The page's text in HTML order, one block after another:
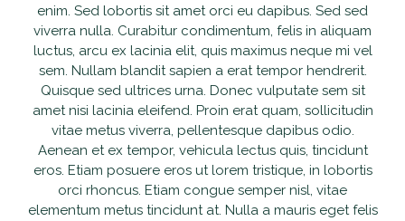
Aanpassingen
Accessoires
Accu's
Wandelstokken
Overig
enim. Sed lobortis sit amet orci eu dapibus. Sed sed
viverra nulla. Curabitur condimentum, felis in aliquam
luctus, arcu ex lacinia elit, quis maximus neque mi vel
sem. Nullam blandit sapien a erat tempor hendrerit.
Quisque sed ultrices urna. Donec vulputate sem sit
amet nisi lacinia eleifend. Proin erat quam, sollicitudin
vitae metus viverra, pellentesque dapibus odio.
Aenean et ex tempor, vehicula lectus quis, tincidunt
eros. Etiam posuere eros ut lorem tristique, in lobortis
orci rhoncus. Etiam congue semper nisl, vitae
elementum metus tincidunt at. Nulla a mauris eget felis